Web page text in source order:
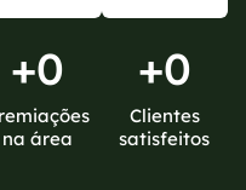
+0
na área
+0
Clientes
satisfeitos